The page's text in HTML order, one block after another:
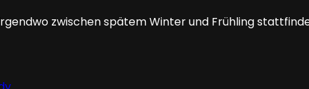
zwischen spätem Winter und Frühling